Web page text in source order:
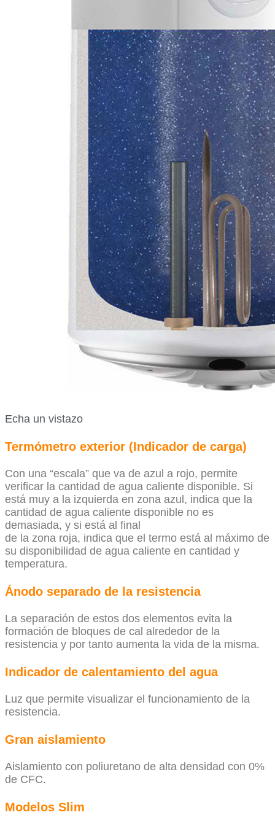
Echa un vistazo
Termómetro exterior (Indicador de carga)
Con una “escala” que va de azul a rojo, permite
verificar la cantidad de agua caliente disponible. Si
está muy a la izquierda en zona azul, indica que la
cantidad de agua caliente disponible no es
demasiada, y si está al final
de la zona roja, indica que el termo está al máximo de
su disponibilidad de agua caliente en cantidad y
temperatura.
Ánodo separado de la resistencia
La separación de estos dos elementos evita la
formación de bloques de cal alrededor de la
resistencia y por tanto aumenta la vida de la misma.
Indicador de calentamiento del agua
Luz que permite visualizar el funcionamiento de la
resistencia.
Gran aislamiento
Aislamiento con poliuretano de alta densidad con 0%
de CFC.
Modelos Slim